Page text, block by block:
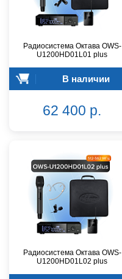
Радиосистема Октава OWS-
U1200HD01L01 plus
В наличии
62 400 р.
Радиосистема Октава OWS-
U1200HD01L02 plus